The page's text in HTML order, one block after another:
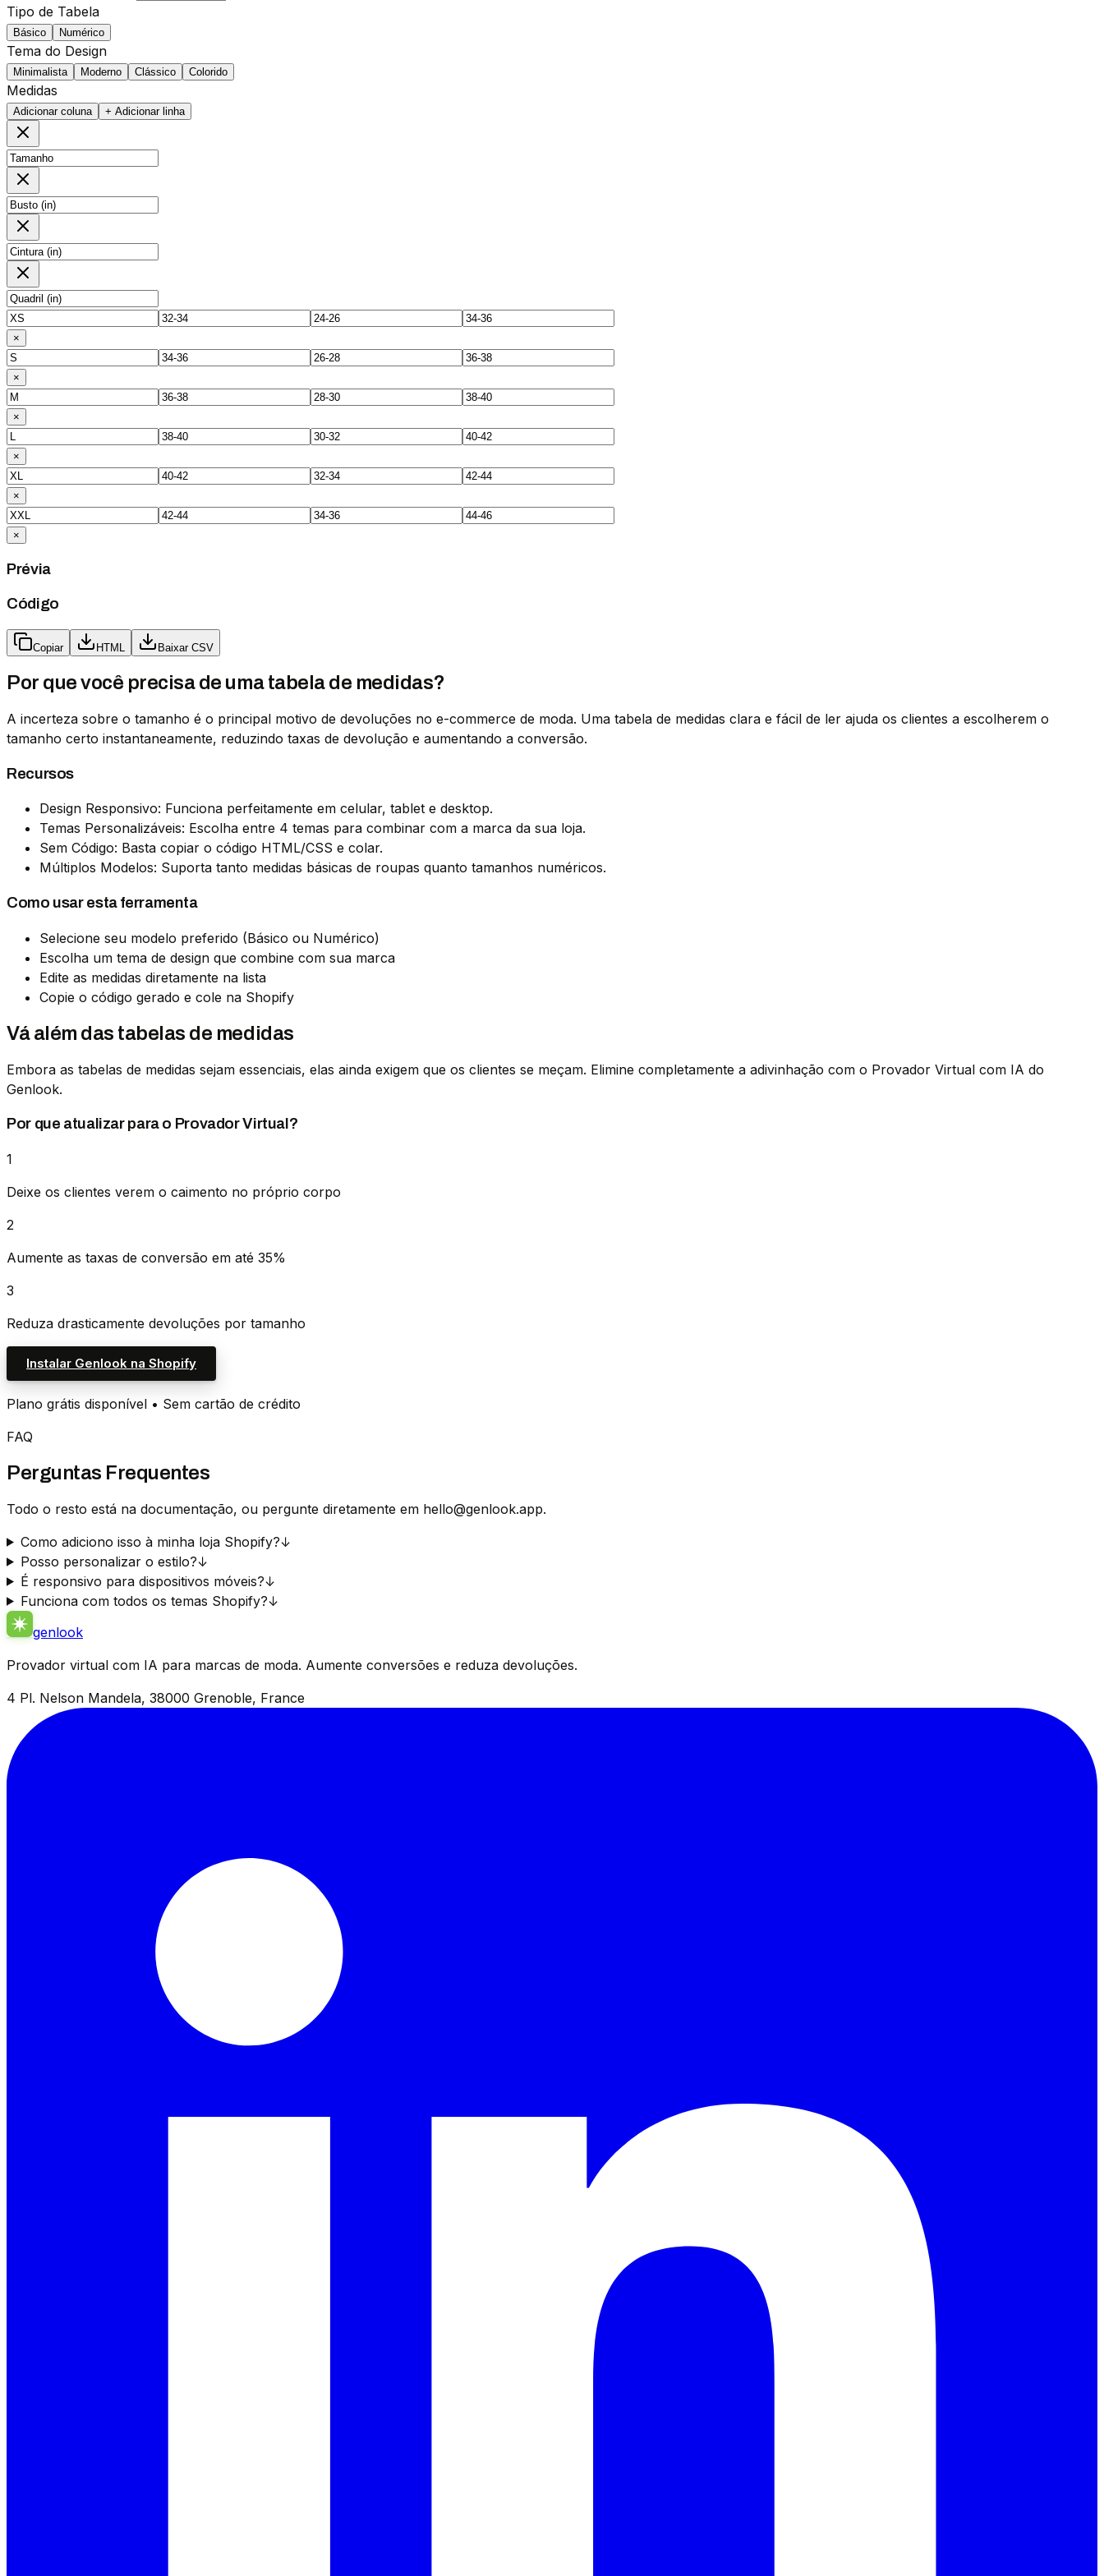
Tipo de Tabela
Básico Numérico
Tema do Design
Minimalista Moderno Clássico Colorido
Medidas
Adicionar coluna + Adicionar linha
×
×
×
×
×
×
Prévia
Código
Copiar HTML Baixar CSV
Por que você precisa de uma tabela de medidas?
A incerteza sobre o tamanho é o principal motivo de devoluções no e-commerce de moda. Uma tabela de medidas clara e fácil de ler ajuda os clientes a escolherem o
tamanho certo instantaneamente, reduzindo taxas de devolução e aumentando a conversão.
Recursos
Design Responsivo: Funciona perfeitamente em celular, tablet e desktop.
Temas Personalizáveis: Escolha entre 4 temas para combinar com a marca da sua loja.
Sem Código: Basta copiar o código HTML/CSS e colar.
Múltiplos Modelos: Suporta tanto medidas básicas de roupas quanto tamanhos numéricos.
Como usar esta ferramenta
Selecione seu modelo preferido (Básico ou Numérico)
Escolha um tema de design que combine com sua marca
Edite as medidas diretamente na lista
Copie o código gerado e cole na Shopify
Vá além das tabelas de medidas
Embora as tabelas de medidas sejam essenciais, elas ainda exigem que os clientes se meçam. Elimine completamente a adivinhação com o Provador Virtual com IA do
Genlook.
Por que atualizar para o Provador Virtual?
1
Deixe os clientes verem o caimento no próprio corpo
2
Aumente as taxas de conversão em até 35%
3
Reduza drasticamente devoluções por tamanho
Instalar Genlook na Shopify
Plano grátis disponível • Sem cartão de crédito
FAQ
Perguntas Frequentes
Todo o resto está na documentação, ou pergunte diretamente em hello@genlook.app.
Como adiciono isso à minha loja Shopify?↓
Posso personalizar o estilo?↓
É responsivo para dispositivos móveis?↓
Funciona com todos os temas Shopify?↓
genlook
Provador virtual com IA para marcas de moda. Aumente conversões e reduza devoluções.
4 Pl. Nelson Mandela, 38000 Grenoble, France